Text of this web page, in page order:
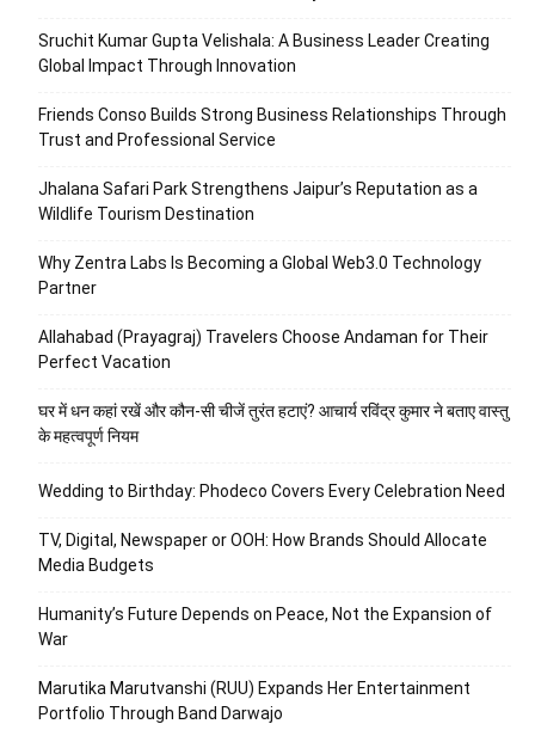
Sruchit Kumar Gupta Velishala: A Business Leader Creating
Global Impact Through Innovation
Friends Conso Builds Strong Business Relationships Through
Trust and Professional Service
Jhalana Safari Park Strengthens Jaipur’s Reputation as a
Wildlife Tourism Destination
Why Zentra Labs Is Becoming a Global Web3.0 Technology
Partner
Allahabad (Prayagraj) Travelers Choose Andaman for Their
Perfect Vacation
घर में धन कहां रखें और कौन-सी चीजें तुरंत हटाएं? आचार्य रविंद्र कुमार ने बताए वास्तु
के महत्वपूर्ण नियम
Wedding to Birthday: Phodeco Covers Every Celebration Need
TV, Digital, Newspaper or OOH: How Brands Should Allocate
Media Budgets
Humanity’s Future Depends on Peace, Not the Expansion of
War
Marutika Marutvanshi (RUU) Expands Her Entertainment
Portfolio Through Band Darwajo